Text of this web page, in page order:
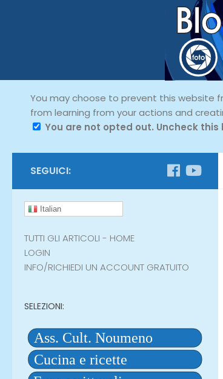
You may choose to prevent this website
from learning from your actions and
You are not opted out. Uncheck
SEGUICI:
Italian
TUTTI GLI ARTICOLI - HOME
LOGIN
INFO/RICHIEDI UN ACCOUNT GRATUITO
SELEZIONI: